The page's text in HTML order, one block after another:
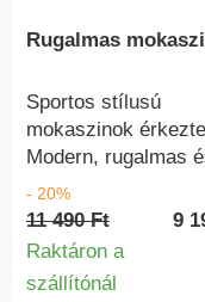
Rugalmas
Sportos stílusú
mokaszinok
Modern, rugalmas
lélegző, győződjön
róla saját szemével.
Légáteresztő
lábhoz igazítható.
- 20%
11 490 Ft
9
Raktáron a
szállítónál